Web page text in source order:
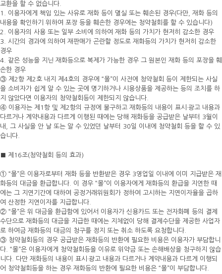
교환을 할 수 없습니다.
1. 이용자에게 책임 있는 사유로 재화 등이 멸실 또는 훼손된 경우(다만, 재화 등의
내용을 확인하기 위하여 포장 등을 훼손한 경우에는 청약철회를 할 수 있습니다)
2. 이용자의 사용 또는 일부 소비에 의하여 재화 등의 가치가 현저히 감소한 경우
3. 시간의 경과에 의하여 재판매가 곤란할 정도로 재화등의 가치가 현저히 감소한
경우
4. 같은 성능을 지닌 재화등으로 복제가 가능한 경우 그 원본인 재화 등의 포장을 훼
손한 경우
③ 제2항 제2호 내지 제4호의 경우에 “몰”이 사전에 청약철회 등이 제한되는 사실
을 소비자가 쉽게 알 수 있는 곳에 명기하거나 시용상품을 제공하는 등의 조치를 하
지 않았다면 이용자의 청약철회등이 제한되지 않습니다.
④ 이용자는 제1항 및 제2항의 규정에 불구하고 재화등의 내용이 표시·광고 내용과
다르거나 계약내용과 다르게 이행된 때에는 당해 재화등을 공급받은 날부터 3월이
내, 그 사실을 안 날 또는 알 수 있었던 날부터 30일 이내에 청약철회 등을 할 수 있
습니다.
■ 제16조(청약철회 등의 효과)
① “몰”은 이용자로부터 재화 등을 반환받은 경우 3영업일 이내에 이미 지급받은 재
화등의 대금을 환급합니다. 이 경우 “몰”이 이용자에게 재화등의 환급을 지연한 때
에는 그 지연기간에 대하여 공정거래위원회가 정하여 고시하는 지연이자율을 곱하
여 산정한 지연이자를 지급합니다.
② “몰”은 위 대금을 환급함에 있어서 이용자가 신용카드 또는 전자화폐 등의 결제
수단으로 재화등의 대금을 지급한 때에는 지체없이 당해 결제수단을 제공한 사업자
로 하여금 재화등의 대금의 청구를 정지 또는 취소 하도록 요청합니다.
③ 청약철회등의 경우 공급받은 재화등의 반환에 필요한 비용은 이용자가 부담합니
다. “몰”은 이용자에게 청약철회등을 이유로 위약금 또는 손해배상을 청구하지 않습
니다. 다만 재화등의 내용이 표시·광고 내용과 다르거나 계약내용과 다르게 이행되
어 청약철회등을 하는 경우 재화등의 반환에 필요한 비용은 “몰”이 부담합니다.